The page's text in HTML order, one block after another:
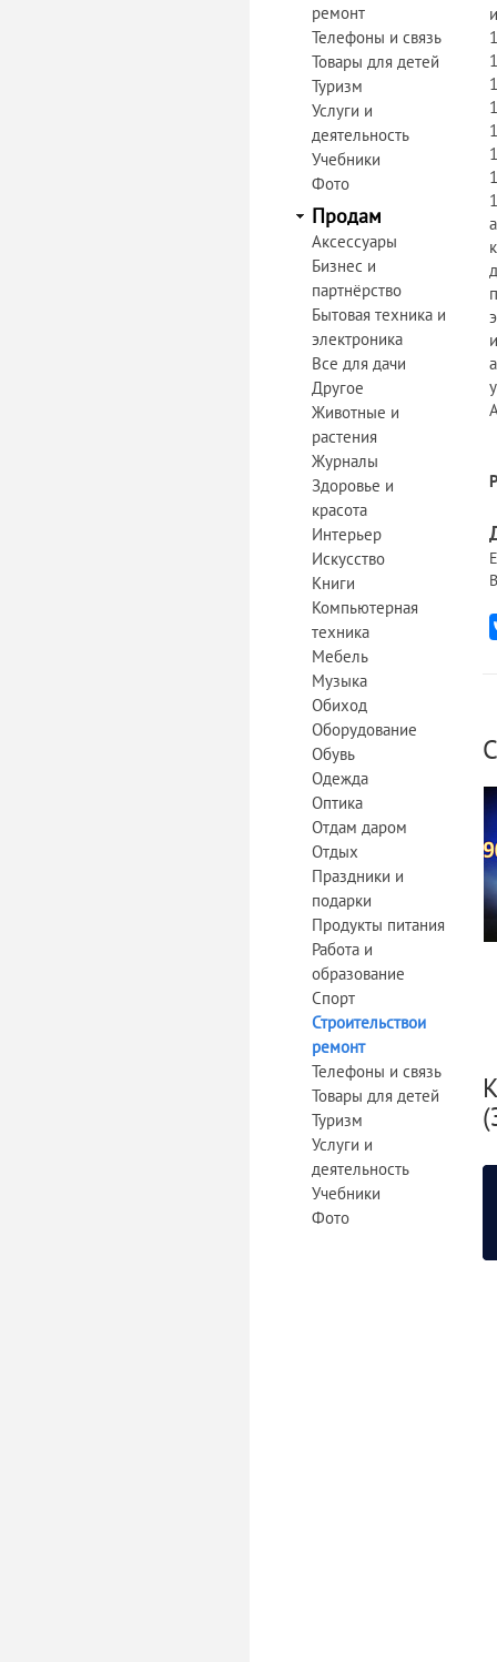
ремонт
Телефоны и связь
Товары для детей
Туризм
Услуги и
деятельность
Учебники
Фото
Продам
Аксессуары
Бизнес и
партнёрство
Бытовая техника и
электроника
Все для дачи
Другое
Животные и
растения
Журналы
Здоровье и
красота
Интерьер
Искусство
Книги
Компьютерная
техника
Мебель
Музыка
Обиход
Оборудование
Обувь
Одежда
Оптика
Отдам даром
Отдых
Праздники и
подарки
Продукты питания
Работа и
образование
Спорт
Строительствои
ремонт
Телефоны и связь
Товары для детей
Туризм
Услуги и
деятельность
Учебники
Фото